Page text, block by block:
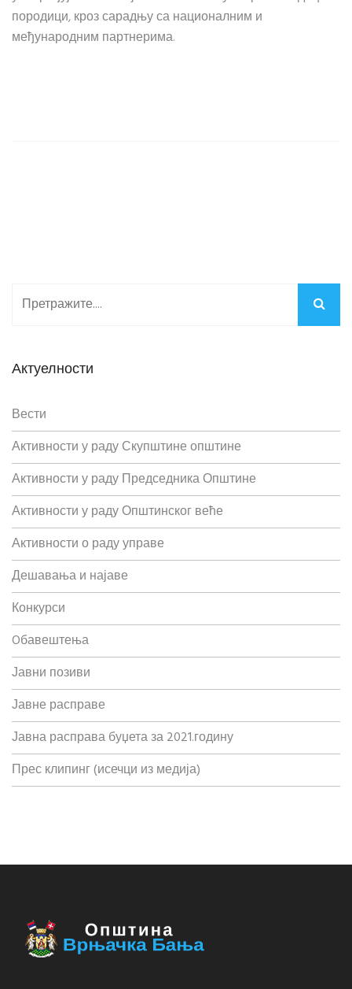
породици, кроз сарадњу са националним и
међународним партнерима.
Актуелности
Вести
Активности у раду Скупштине општине
Активности у раду Председника Општине
Активности у раду Општинског веће
Активности о раду управе
Дешавања и најаве
Конкурси
Oбавештења
Јавни позиви
Јавне расправе
Јавна расправа буџета за 2021.годину
Прес клипинг (исечци из медија)